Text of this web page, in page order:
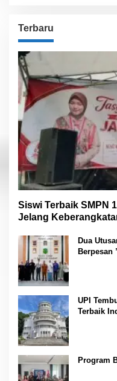
Terbaru
Siswi Terbaik SMPN
Jelang
Dua
Berpesan
UPI
Terbaik
Program